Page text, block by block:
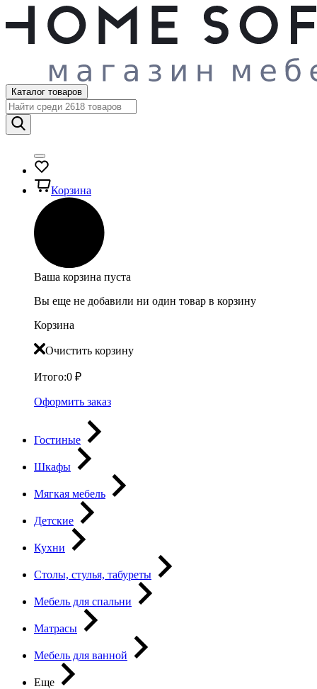
Каталог товаров
Корзина
Ваша корзина пуста
Вы еще не добавили ни один товар в корзину
Корзина
Очистить корзину
Итого:0 ₽
Оформить заказ
Гостиные
Шкафы
Мягкая мебель
Детские
Кухни
Столы, стулья, табуреты
Мебель для спальни
Матрасы
Мебель для ванной
Еще